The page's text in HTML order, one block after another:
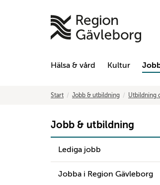
Hälsa & vård Kultur
Start Jobb & utbildning Utbildning
Jobb & utbildning
Lediga jobb
Jobba i Region Gävleborg